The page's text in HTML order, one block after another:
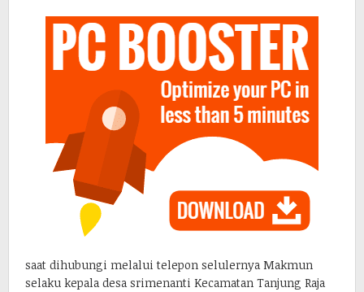
saat dihubungi melalui telepon selulernya Makmun
selaku kepala desa srimenanti Kecamatan Tanjung Raja